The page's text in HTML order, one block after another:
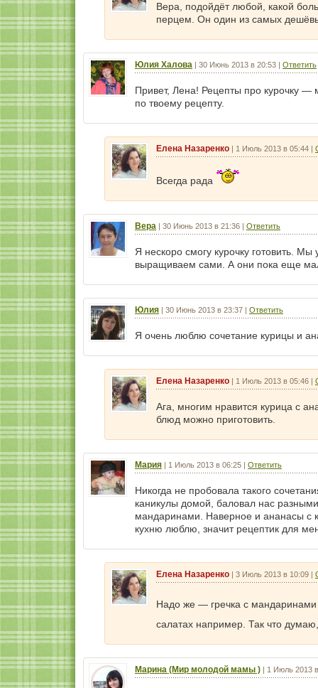
Вера, подойдёт любой, какой
перцем. Он один из самых
Юлия Халова | 30 Июнь 2013 в 20:53 | Ответить
Привет, Лена! Рецепты про курочку
по твоему рецепту.
Елена Назаренко | 1 Июль 2013 в 05:44 |
Всегда рада
Вера | 30 Июнь 2013 в 21:36 | Ответить
Я нескоро смогу курочку готовить.
выращиваем сами. А они пока еще
Юлия | 30 Июнь 2013 в 23:37 | Ответить
Я очень люблю сочетание курицы и
Елена Назаренко | 1 Июль 2013 в 05:46 |
Ага, многим нравится курица с
блюд можно приготовить.
Мария | 1 Июль 2013 в 06:25 | Ответить
Никогда не пробовала такого
каникулы домой, баловал нас
мандаринами. Наверное и ананасы с
кухню люблю, значит рецептик для
Елена Назаренко | 3 Июль 2013 в 10:09 |
Надо же — гречка с
салатах например. Так что
Марина (Мир молодой мамы ) | 1 Июль 2013